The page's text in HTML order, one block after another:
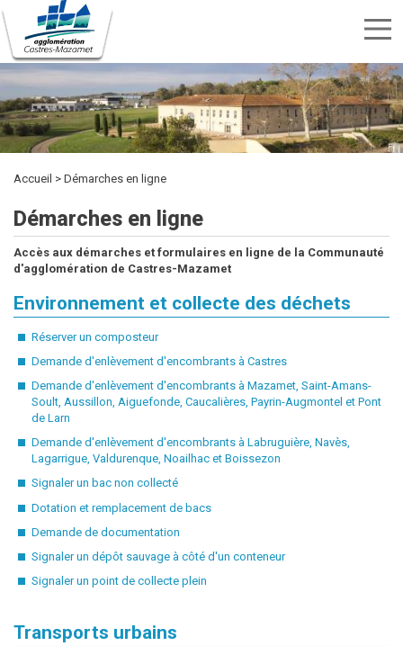
Aller
au
contenu
principal
Menu
nav
Rechercher
Rechercher
TRANSPORTS
SPORTS
ET
LOISIRS
CULTURE
ENVIRONNEMENT
ET
DÉCHETS
HABITAT
ÉTUDIER
DÉVELOPPEMENT
ECONOMIQUE
INTERCOMMUNALITÉ
MARCHÉS
PUBLICS
PUBLICITÉ
DES
ACTES
OFFRES
D'EMPLOI
KIOSQUE
Accueil Démarches en ligne
Démarches en ligne
Accès aux démarches et formulaires en ligne de la Communauté
d'agglomération de Castres-Mazamet
Environnement et collecte des déchets
Réserver un composteur
Demande d'enlèvement d'encombrants à Castres
Demande d'enlèvement d'encombrants à Mazamet, Saint-Amans-
Soult, Aussillon, Aiguefonde, Caucalières, Payrin-Augmontel et Pont
de Larn
Demande d'enlèvement d'encombrants à Labruguière, Navès,
Lagarrigue, Valdurenque, Noailhac et Boissezon
Signaler un bac non collecté
Dotation et remplacement de bacs
Demande de documentation
Signaler un dépôt sauvage à côté d'un conteneur
Signaler un point de collecte plein
Transports urbains